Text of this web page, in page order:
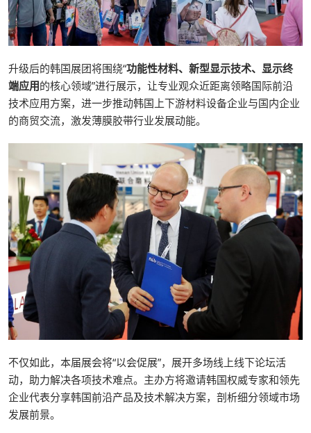
升级后的韩国展团将围绕“功能性材料、新型显示技术、显示终
端应用的核心领域”进行展示，让专业观众近距离领略国际前沿
技术应用方案，进一步推动韩国上下游材料设备企业与国内企业
的商贸交流，激发薄膜胶带行业发展动能。
不仅如此，本届展会将“以会促展”，展开多场线上线下论坛活
动，助力解决各项技术难点。主办方将邀请韩国权威专家和领先
企业代表分享韩国前沿产品及技术解决方案，剖析细分领域市场
发展前景。